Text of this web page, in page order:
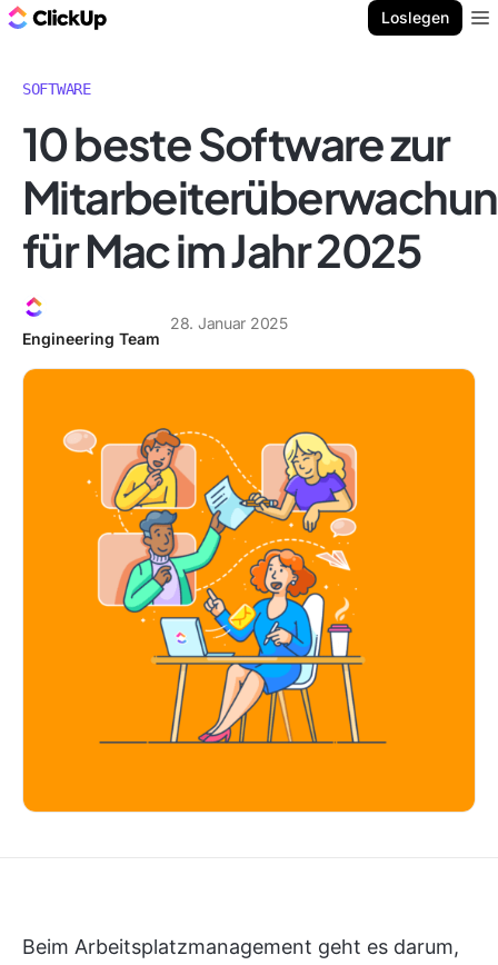
Loslegen
SOFTWARE
10 beste Software zur
für Mac im Jahr 2025
Engineering Team
28. Januar 2025
Beim Arbeitsplatzmanagement geht es darum,